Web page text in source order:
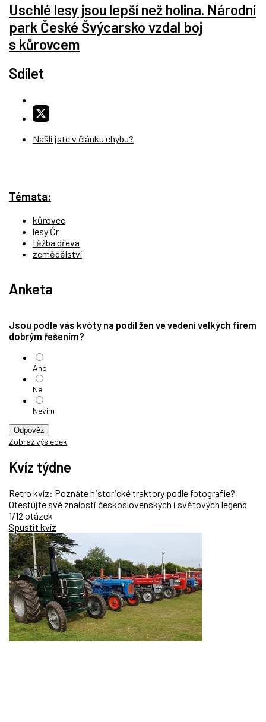
Uschlé lesy jsou lepší než holina. Národní
park České Švýcarsko vzdal boj
s kůrovcem
Sdílet
Našli jste v článku chybu?
Témata:
kůrovec
lesy Čr
těžba dřeva
zemědělství
Anketa
Jsou podle vás kvóty na podíl žen ve vedení velkých firem
dobrým řešením?
Ano
Ne
Nevím
Odpověz
Zobraz výsledek
Kvíz týdne
Retro kvíz: Poznáte historické traktory podle fotografie?
Otestujte své znalosti československých i světových legend
1/12 otázek
Spustit kvíz